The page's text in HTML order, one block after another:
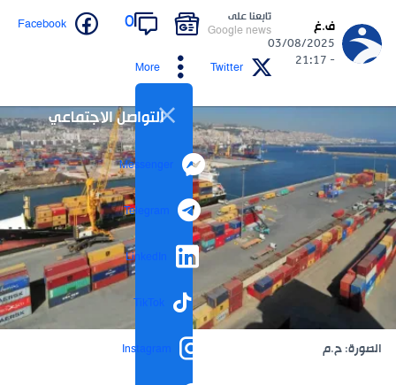
ف.غ
03/08/2025
- 21:17
تابعنا على
Google news
0
Facebook
Twitter
More
التواصل الاجتماعي
Messenger
Telegram
LinkedIn
TikTok
Instagram الصورة: ح.م